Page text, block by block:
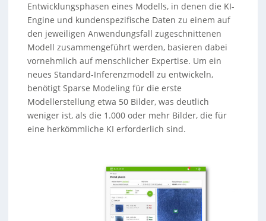
Entwicklungsphasen eines Modells, in denen die KI-
Engine und kundenspezifische Daten zu einem auf
den jeweiligen Anwendungsfall zugeschnittenen
Modell zusammengeführt werden, basieren dabei
vornehmlich auf menschlicher Expertise. Um ein
neues Standard-Inferenzmodell zu entwickeln,
benötigt Sparse Modeling für die erste
Modellerstellung etwa 50 Bilder, was deutlich
weniger ist, als die 1.000 oder mehr Bilder, die für
eine herkömmliche KI erforderlich sind.